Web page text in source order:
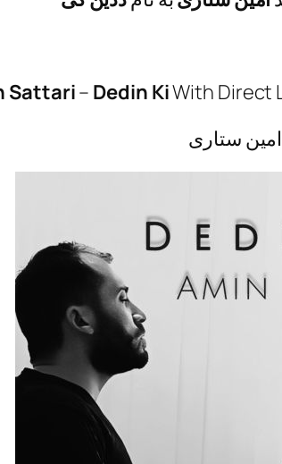
Sattari– Dedin KiWith Direct
ستاری